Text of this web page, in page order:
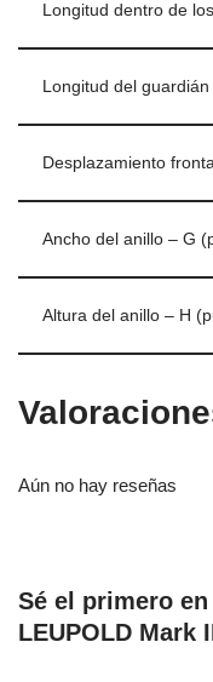
Longitud dentro de
Longitud del
Desplazamiento
Ancho del anillo – G
Altura del anillo – H
Aún no hay reseñas
Sé el primero
LEUPOLD Mark